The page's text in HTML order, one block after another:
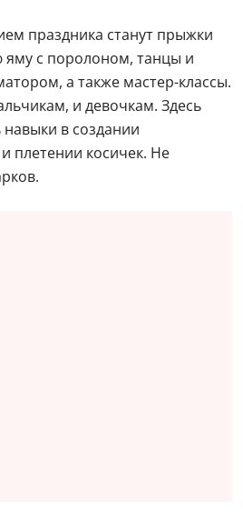
праздника станут прыжки
яму с поролоном, танцы и
а также мастер-классы.
и девочкам. Здесь
в создании
плетении косичек. Не